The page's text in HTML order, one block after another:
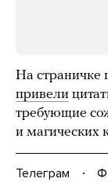
На страничке
привели
требующие
и магических
Телеграм